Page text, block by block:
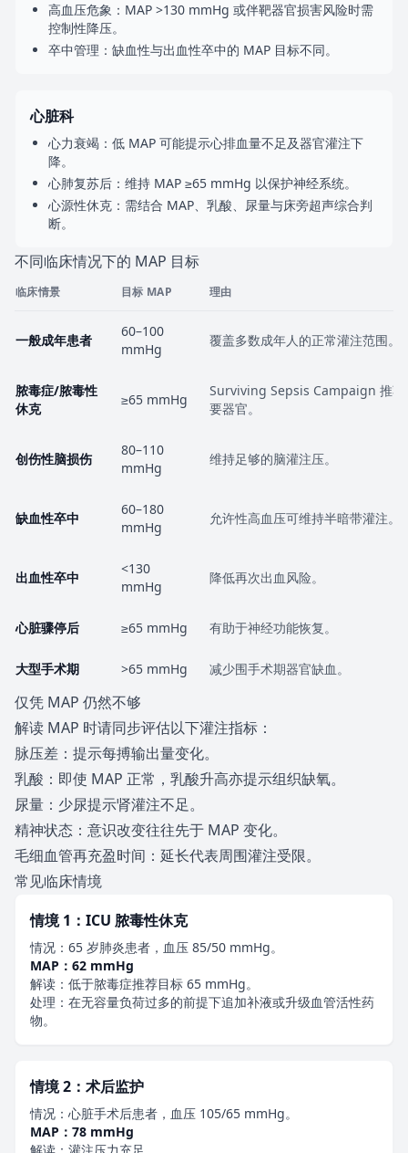
高血压危象：MAP >130 mmHg 或伴靶器官损害风险时需
控制性降压。
卒中管理：缺血性与出血性卒中的 MAP 目标不同。
心脏科
心力衰竭：低 MAP 可能提示心排血量不足及器官灌注下
降。
心肺复苏后：维持 MAP ≥65 mmHg 以保护神经系统。
心源性休克：需结合 MAP、乳酸、尿量与床旁超声综合判
断。
不同临床情况下的 MAP 目标
临床情景 目标 MAP 理由
一般成年患者
60–100
mmHg
覆盖多数成年人的正常灌注范围。
脓毒症/脓毒性
休克
≥65 mmHg
Surviving Sepsis Campaign 推荐
要器官。
创伤性脑损伤
80–110
mmHg
维持足够的脑灌注压。
缺血性卒中
60–180
mmHg
允许性高血压可维持半暗带灌注。
出血性卒中
<130
mmHg
降低再次出血风险。
心脏骤停后 ≥65 mmHg 有助于神经功能恢复。
大型手术期 >65 mmHg 减少围手术期器官缺血。
仅凭 MAP 仍然不够
解读 MAP 时请同步评估以下灌注指标：
脉压差：提示每搏输出量变化。
乳酸：即使 MAP 正常，乳酸升高亦提示组织缺氧。
尿量：少尿提示肾灌注不足。
精神状态：意识改变往往先于 MAP 变化。
毛细血管再充盈时间：延长代表周围灌注受限。
常见临床情境
情境 1：ICU 脓毒性休克
情况：65 岁肺炎患者，血压 85/50 mmHg。
MAP：62 mmHg
解读：低于脓毒症推荐目标 65 mmHg。
处理：在无容量负荷过多的前提下追加补液或升级血管活性药
物。
情境 2：术后监护
情况：心脏手术后患者，血压 105/65 mmHg。
MAP：78 mmHg